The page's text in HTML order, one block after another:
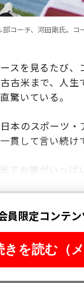
コーチ、河田剛氏。
スを見るたび
古米まで、人
驚いている。
本のスポーツ
貫して言い続け
でお腹がいっぱ